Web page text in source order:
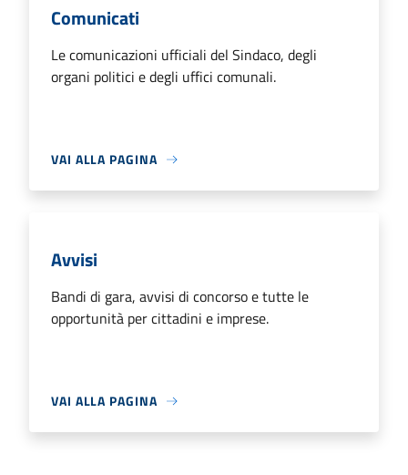
Comunicati
Le comunicazioni ufficiali del Sindaco, degli
organi politici e degli uffici comunali.
VAI ALLA PAGINA
Avvisi
Bandi di gara, avvisi di concorso e tutte le
opportunità per cittadini e imprese.
VAI ALLA PAGINA